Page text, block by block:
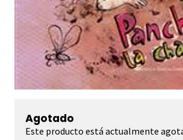
Agotado
Este producto está actualmente